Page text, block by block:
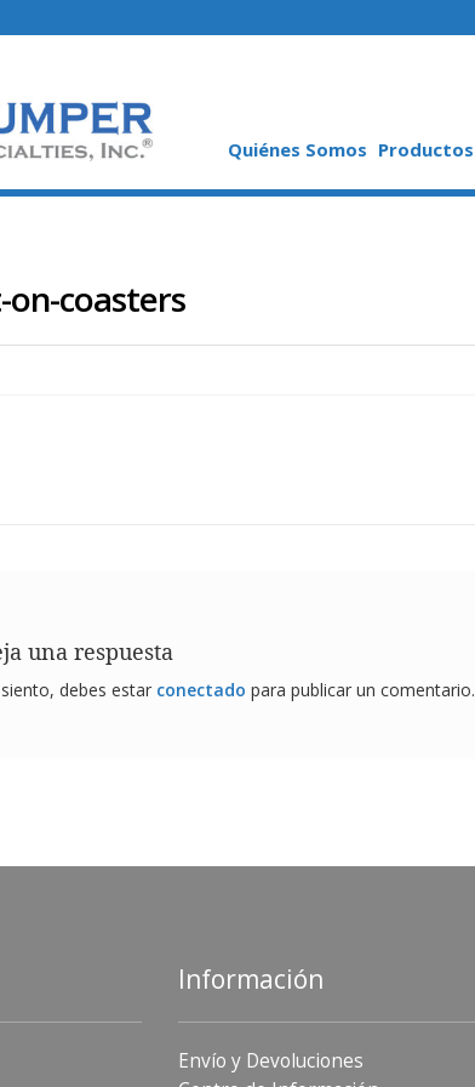
Quiénes Somos Productos
coasters
una respuesta
debes estar conectado para publicar un comentario.
Información
Envío y Devoluciones